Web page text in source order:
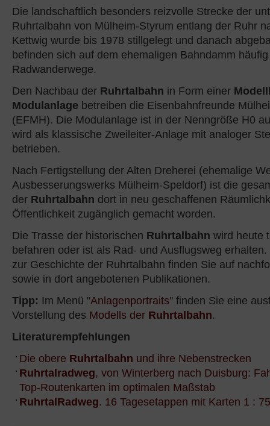
Die landschaftlich besonders reizvolle Strecke der
Ruhrtalbahn von Mülheim-Styrum entlang der Ruhr
Kettwig wurde bis 1978 stillgelegt und danach
befinden sich auf dem ehemaligen Bahndamm
Radwanderwege.
Den Nachbau der Ruhrtalbahn in Form einer
Modulanlage betreiben die Eisenbahnfreunde
(EFMH). Die Modulanlage ist in der Nenngröße H0
wird als klassische Zweileiter-Anlage mit analoger
betrieben.
Nach Fertigstellung der Alten Dreherei (ehemalige
Ausbesserungswerks Mülheim-Speldorf) ist die
der Ruhrtalbahn dort in neu geschaffenen
Öffentlichkeit zugänglich gemacht worden.
Die Trasse der historischen Ruhrtalbahn wird heute
befahren oder ist als Rad- und Ausflugsweg erhalten.
zur Geschichte der Ruhrtalbahn finden Sie auf
sowie in dort angebotenen Publikationen.
Tipp: Im Menü "Anlagenportraits" finden Sie eine
Vorstellung des Modells der Ruhrtalbahn.
Literaturempfehlungen
Die obere Ruhrtalbahn und ihre Nebenstrecken
Ruhrtalradweg, von Winterberg nach Duisburg:
Top-Routenkarten im optimalen Maßstab
RuhrtalRadweg. 16 Tagesetappen mit Karten 1 :